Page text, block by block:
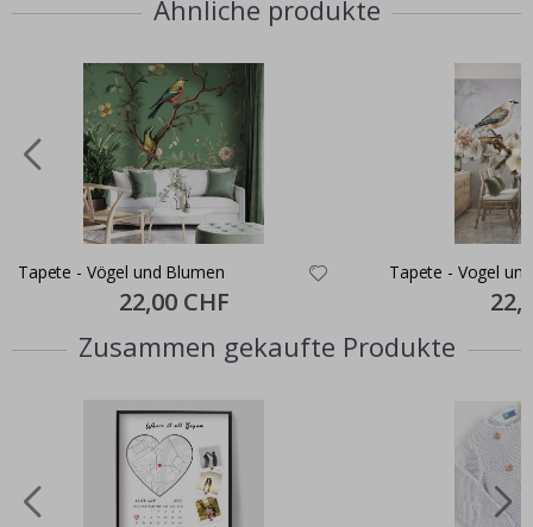
Ähnliche produkte
Tapete - Vögel und Blumen
Special
Price
22,00 CHF
Tapete - Vogel
Price
Zusammen gekaufte Produkte